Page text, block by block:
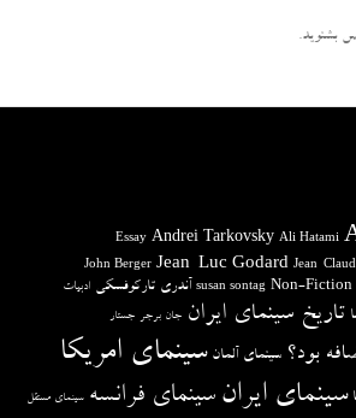
بشنوید.
Ali Hatami
Andrei Tarkovsky
Essay
Jean-
Jean-Luc Godard
John Berger
Non-Fiction
susan sontag آندری تارکوفسکی ادبیات
تاریخ سینمای ایران جان برجر جستار
بود؟ سینمای آلمان سینمای امریکا
سینمای ایران سینمای فرانسه سینمای مستقل